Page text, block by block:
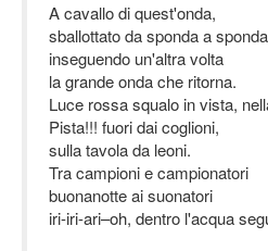
A cavallo di quest'onda,
sballottato da sponda a
inseguendo un'altra volta
la grande onda che ritorna.
Luce rossa squalo in vista,
Pista!!! fuori dai coglioni,
sulla tavola da leoni.
Tra campioni e campionatori
buonanotte ai suonatori
iri-iri-ari–oh, dentro l'acqua